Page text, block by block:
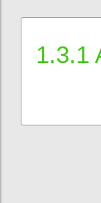
1.3.1